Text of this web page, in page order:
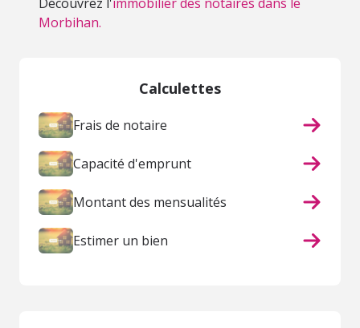
Morbihan.
Calculettes
Frais de notaire
Capacité d'emprunt
Montant des mensualités
Estimer un bien